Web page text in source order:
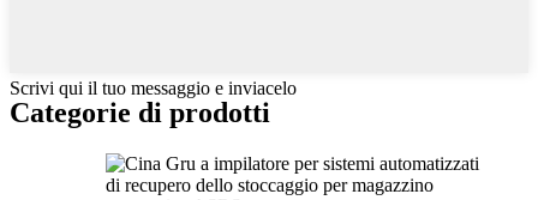
Scrivi qui il tuo messaggio e inviacelo
Categorie di prodotti